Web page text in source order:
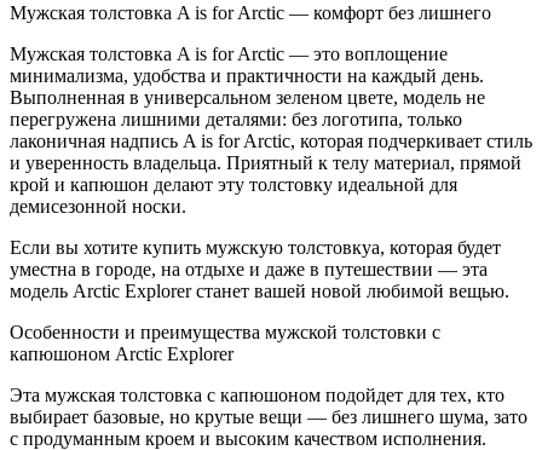
Мужская толстовка A is for Arctic — комфорт без лишнего
Мужская толстовка A is for Arctic — это воплощение
минимализма, удобства и практичности на каждый день.
Выполненная в универсальном зеленом цвете, модель не
перегружена лишними деталями: без логотипа, только
лаконичная надпись A is for Arctic, которая подчеркивает стиль
и уверенность владельца. Приятный к телу материал, прямой
крой и капюшон делают эту толстовку идеальной для
демисезонной носки.
Если вы хотите купить мужскую толстовкуа, которая будет
уместна в городе, на отдыхе и даже в путешествии — эта
модель Arctic Explorer станет вашей новой любимой вещью.
Особенности и преимущества мужской толстовки с
капюшоном Arctic Explorer
Эта мужская толстовка с капюшоном подойдет для тех, кто
выбирает базовые, но крутые вещи — без лишнего шума, зато
с продуманным кроем и высоким качеством исполнения.